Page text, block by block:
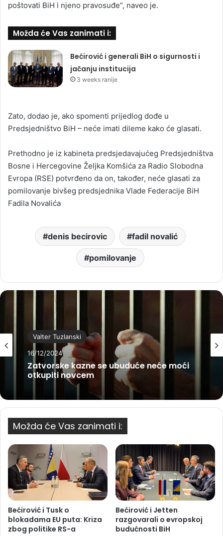
poštovati BiH i njeno pravosuđe”, naveo je.
Možda će Vas zanimati i:
Bećirović i generali BiH o sigurnosti i
jačanju institucija
3 weeks ranije
Zato, dodao je, ako spomenti prijedlog dođe u
Predsjedništvo BiH – neće imati dileme kako će glasati.
Prethodno je iz kabineta predsjedavajućeg Predsjedništva
Bosne i Hercegovine Željka Komšića za Radio Slobodna
Evropa (RSE) potvrđeno da on, također, neće glasati za
pomilovanje bivšeg predsjednika Vlade Federacije BiH
Fadila Novalića
denis becirovic fadil novalić
pomilovanje
Valter Tuzlanski
16/12/2024
Zatvorske kazne se ubuduće neće moći
otkupiti novcem
Možda će Vas zanimati i:
Bećirović i Tusk o
blokadama EU puta: Kriza
zbog politike RS-a
Bećirović i Jetten
razgovarali o evropskoj
budućnosti BiH